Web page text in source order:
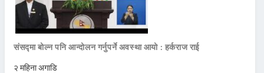
संसद्मा बोल्न पनि आन्दोलन गर्नुपर्ने अवस्था आयो : हर्कराज राई
२ महिना अगाडि